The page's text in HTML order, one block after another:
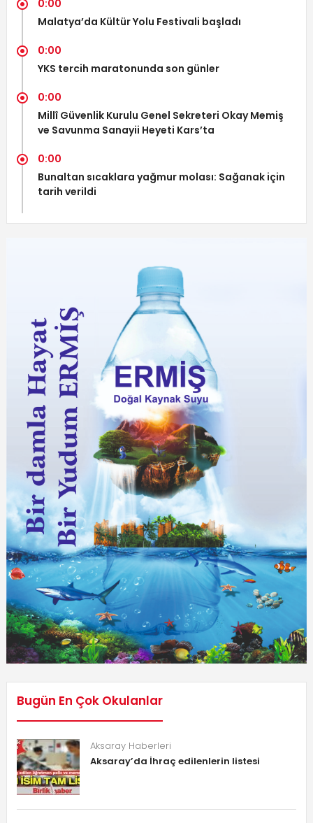
0:00
Malatya’da Kültür Yolu Festivali başladı
0:00
YKS tercih maratonunda son günler
0:00
Millî Güvenlik Kurulu Genel Sekreteri Okay Memiş
ve Savunma Sanayii Heyeti Kars’ta
0:00
Bunaltan sıcaklara yağmur molası: Sağanak için
tarih verildi
Bugün En Çok Okulanlar
Aksaray Haberleri
Aksaray’da İhraç edilenlerin listesi